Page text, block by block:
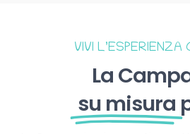
VIVI L’ESPERIENZA
La
su misura